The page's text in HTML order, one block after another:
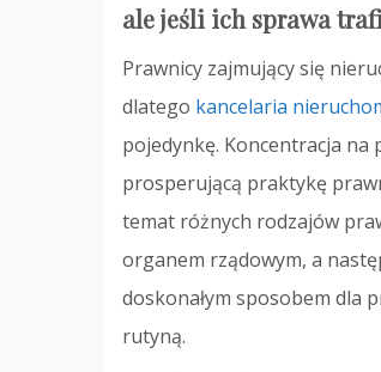
ale jeśli ich sprawa
Prawnicy zajmujący się
dlatego kancelaria
pojedynkę. Koncentracja
prosperującą praktykę
temat różnych rodzajów
organem rządowym, a
doskonałym sposobem dla
rutyną.